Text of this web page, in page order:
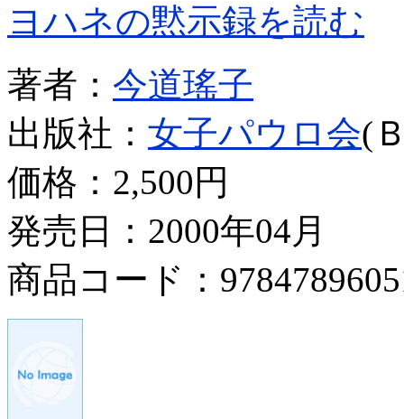
ヨハネの黙示録を読む
著者： 今道瑤子
出版社： 女子パウロ会(
価格： 2,500円
発売日：2000年04月
商品コード：